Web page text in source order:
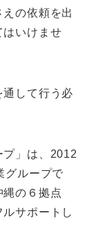
の依頼を出
はいけませ
して行う必
プ」は、2012
グループで
の６拠点
サポートし